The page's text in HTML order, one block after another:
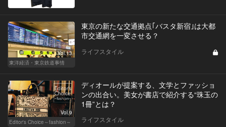
Vol.13
東洋経済・東京鉄道事情
東京の新たな交通拠点｢バスタ新宿｣は大都
市交通網を一変させる？
ライフスタイル
Vol.9
Editor's Choice～fashion～
ディオールが提案する、文学とファッショ
ンの出合い。美女が書店で紹介する“珠玉の
1冊”とは？
ライフスタイル